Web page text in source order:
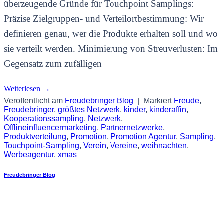
überzeugende Gründe für Touchpoint Samplings:
Präzise Zielgruppen- und Verteilortbestimmung: Wir
definieren genau, wer die Produkte erhalten soll und wo
sie verteilt werden. Minimierung von Streuverlusten: Im
Gegensatz zum zufälligen
Weiterlesen →
Veröffentlicht am Freudebringer Blog Markiert Freude,
Freudebringer, größtes Netzwerk, kinder, kinderaffin,
Kooperationssampling, Netzwerk,
Offlineinfluencermarketing, Partnernetzwerke,
Produktverteilung, Promotion, Promotion Agentur, Sampling,
Touchpoint-Sampling, Verein, Vereine, weihnachten,
Werbeagentur, xmas
Freudebringer Blog